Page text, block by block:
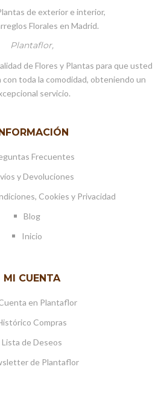
de exterior e interior,
Florales en Madrid.
Plantaflor,
de Flores y Plantas para que usted
con toda la comodidad, obteniendo un
servicio.
Frecuentes
y Devoluciones
Cookies y Privacidad
Blog
Inicio
MI CUENTA
en Plantaflor
Compras
Lista de Deseos
de Plantaflor